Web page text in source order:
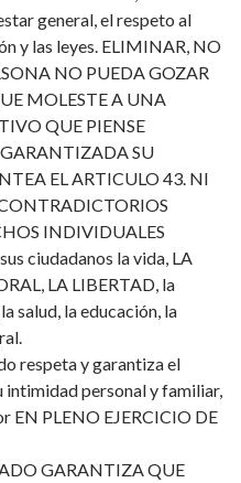
general, el respeto al
y las leyes. ELIMINAR, NO
NO PUEDA GOZAR
MOLESTE A UNA
QUE PIENSE
SU
EL ARTICULO 43. NI
INDIVIDUALES
ciudadanos la vida, LA
LA LIBERTAD, la
salud, la educación, la
respeta y garantiza el
intimidad personal y familiar,
EN PLENO EJERCICIO DE
GARANTIZA QUE